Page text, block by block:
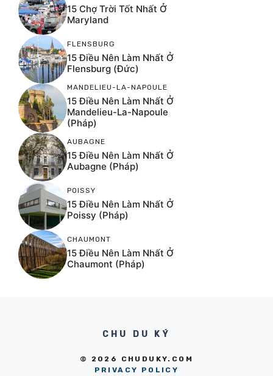
15 Chợ Trời Tốt Nhất Ở
Maryland
FLENSBURG
15 Điều Nên Làm Nhất Ở
Flensburg (Đức)
MANDELIEU-LA-NAPOULE
15 Điều Nên Làm Nhất Ở
Mandelieu-La-Napoule
(Pháp)
AUBAGNE
15 Điều Nên Làm Nhất Ở
Aubagne (Pháp)
POISSY
15 Điều Nên Làm Nhất Ở
Poissy (Pháp)
CHAUMONT
15 Điều Nên Làm Nhất Ở
Chaumont (Pháp)
CHU DU KÝ
© 2026 CHUDUKY.COM
PRIVACY POLICY